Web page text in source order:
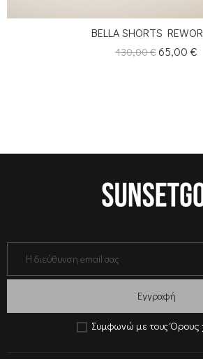
BELLA SHORTS
Κανονική
130,00 € Τιμή
65,00 €
Εγγραφή
Συμφωνώ με τουςΌρους